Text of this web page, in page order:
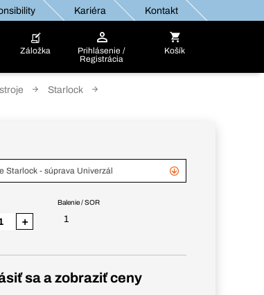
Kariéra Kontakt
Záložka
Prihlásenie /
Registrácia
Košík
Starlock
Starlock - súprava Univerzál
Balenie / SOR
1
+
sa a zobraziť ceny